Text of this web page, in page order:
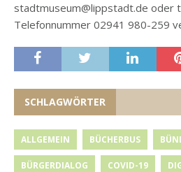
stadtmuseum@lippstadt.de oder
Telefonnummer 02941 980-259
SCHLAGWÖRTER
ALLGEMEIN BÜCHERBUS
BÜRGERDIALOG COVID-19